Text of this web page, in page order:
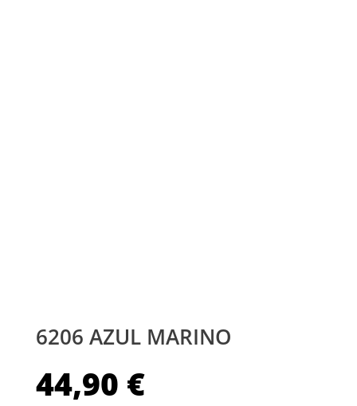
6206 AZUL MARINO
44,90 €